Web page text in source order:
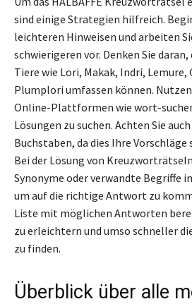
sind einige Strategien hilfreich.
leichteren Hinweisen und arbeiten
schwierigeren vor. Denken Sie
Tiere wie Lori, Makak, Indri, Lemure,
Plumplori umfassen können.
Online-Plattformen wie wort-
Lösungen zu suchen. Achten Sie
Buchstaben, da dies Ihre
Bei der Lösung von
Synonyme oder verwandte Begriffe
um auf die richtige Antwort zu
Liste mit möglichen Antworten
zu erleichtern und umso schneller
zu finden.
Überblick über alle